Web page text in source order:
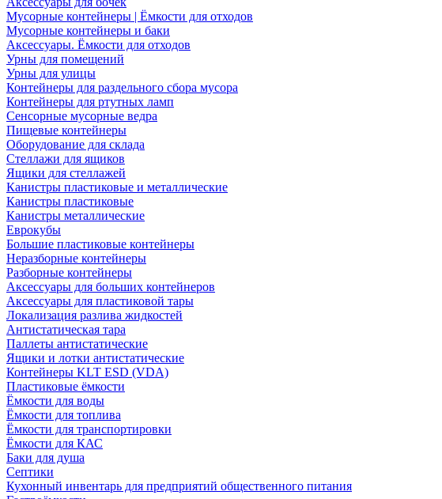
Мусорные контейнеры | Ёмкости для отходов
Мусорные контейнеры и баки
Аксессуары. Ёмкости для отходов
Урны для помещений
Урны для улицы
Контейнеры для раздельного сбора мусора
Контейнеры для ртутных ламп
Сенсорные мусорные ведра
Пищевые контейнеры
Оборудование для склада
Стеллажи для ящиков
Ящики для стеллажей
Канистры пластиковые и металлические
Канистры пластиковые
Канистры металлические
Еврокубы
Большие пластиковые контейнеры
Неразборные контейнеры
Разборные контейнеры
Аксессуары для больших контейнеров
Аксессуары для пластиковой тары
Локализация разлива жидкостей
Антистатическая тара
Паллеты антистатические
Ящики и лотки антистатические
Контейнеры KLT ESD (VDA)
Пластиковые ёмкости
Ёмкости для воды
Ёмкости для топлива
Ёмкости для транспортировки
Ёмкости для КАС
Баки для душа
Септики
Кухонный инвентарь для предприятий общественного питания